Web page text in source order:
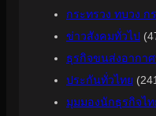
กระทรวง ทบวง ก
ข่าวสังคมทั่วไป
ธุรกิจขนส่งอากา
ประกันทั่วไทย
มุมมองนักธุรกิจไท